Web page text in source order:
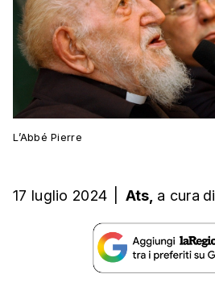
L’Abbé Pierre
17 luglio 2024 Ats, a cura di